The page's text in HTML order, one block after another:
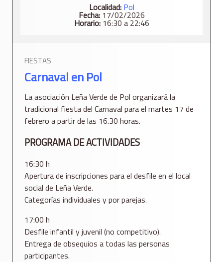
Localidad: Pol
Fecha:17/02/2026
Horario:16:30 a 22:46
FIESTAS
Carnaval en Pol
La asociación Leña Verde de Pol organizará la
tradicional fiesta del Carnaval para el martes 17 de
febrero a partir de las 16.30 horas.
PROGRAMA DE ACTIVIDADES
16:30 h
Apertura de inscripciones para el desfile en el local
social de Leña Verde.
Categorías individuales y por parejas.
17:00 h
Desfile infantil y juvenil (no competitivo).
Entrega de obsequios a todas las personas
participantes.